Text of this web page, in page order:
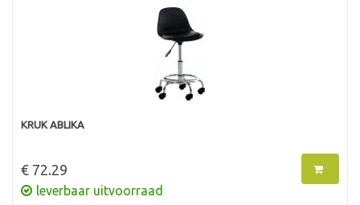
KRUK ABLIKA
€ 72.29
leverbaar uitvoorraad